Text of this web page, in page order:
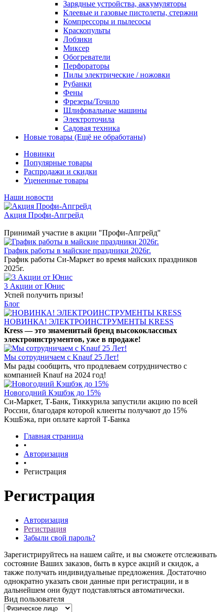
Зарядные устройства, аккумуляторы
Клеевые и газовые пистолеты, стержни
Компрессоры и пылесосы
Краскопульты
Лобзики
Миксер
Обогреватели
Перфораторы
Пилы электрические / ножовки
Рубанки
Фены
Фрезеры/Точило
Шлифовальные машины
Электроточила
Садовая техника
Новые товары (Ещё не обработаны)
Новинки
Популярные товары
Распродажи и скидки
Уцененные товары
Наши новости
Акция Профи-Апгрейд
Принимай участие в акции "Профи-Апгрейд"
График работы в майские праздники 2026г.
График работы Си-Маркет во время майских праздников
2025г.
3 Акции от Юнис
Успей получить призы!
Блог
НОВИНКА! ЭЛЕКТРОИНСТРУМЕНТЫ KRESS
Kress — это знаменитый бренд высококлассных
электроинструментов, уже в продаже!
Мы сотрудничаем с Knauf 25 Лет!
Мы рады сообщить, что продлеваем сотрудничество с
компанией Knauf на 2024 год!
Новогодний Кэшбэк до 15%
Си-Маркет, Т-Банк, Тиккурила запустили акцию по всей
России, благодаря которой клиенты получают до 15%
КэшБэка, при оплате картой Т-Банка
Главная страница
•
Авторизация
•
Регистрация
Регистрация
Авторизация
Регистрация
Забыли свой пароль?
Зарегистрируйтесь на нашем сайте, и вы сможете отслеживать
состояние Ваших заказов, быть в курсе акций и скидок, а
также получать индивидуальные предложения. Достаточно
однократно указать свои данные при регистрации, и в
дальнейшем они будут подставляться автоматически.
Вид пользователя